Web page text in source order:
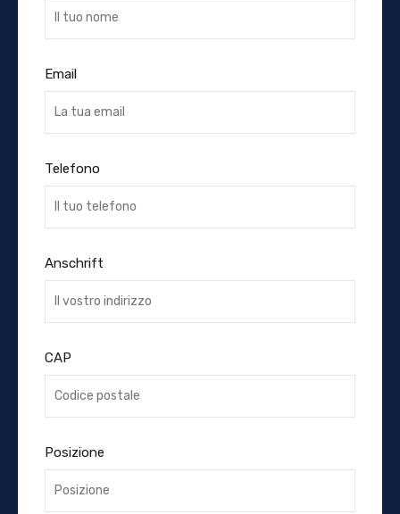
Email
Telefono
Anschrift
CAP
Posizione